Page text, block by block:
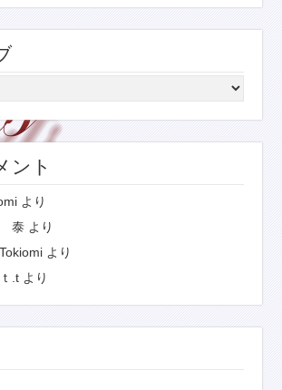
ント
より
泰 より
Tokiomi より
ｔ.t より